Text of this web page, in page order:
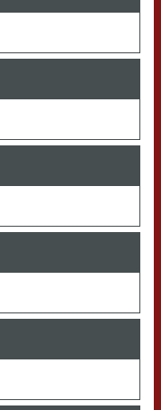
菜奈、堀北真希
、進撃の巨人
チャンネル
ン、がーどまん
功も避けている